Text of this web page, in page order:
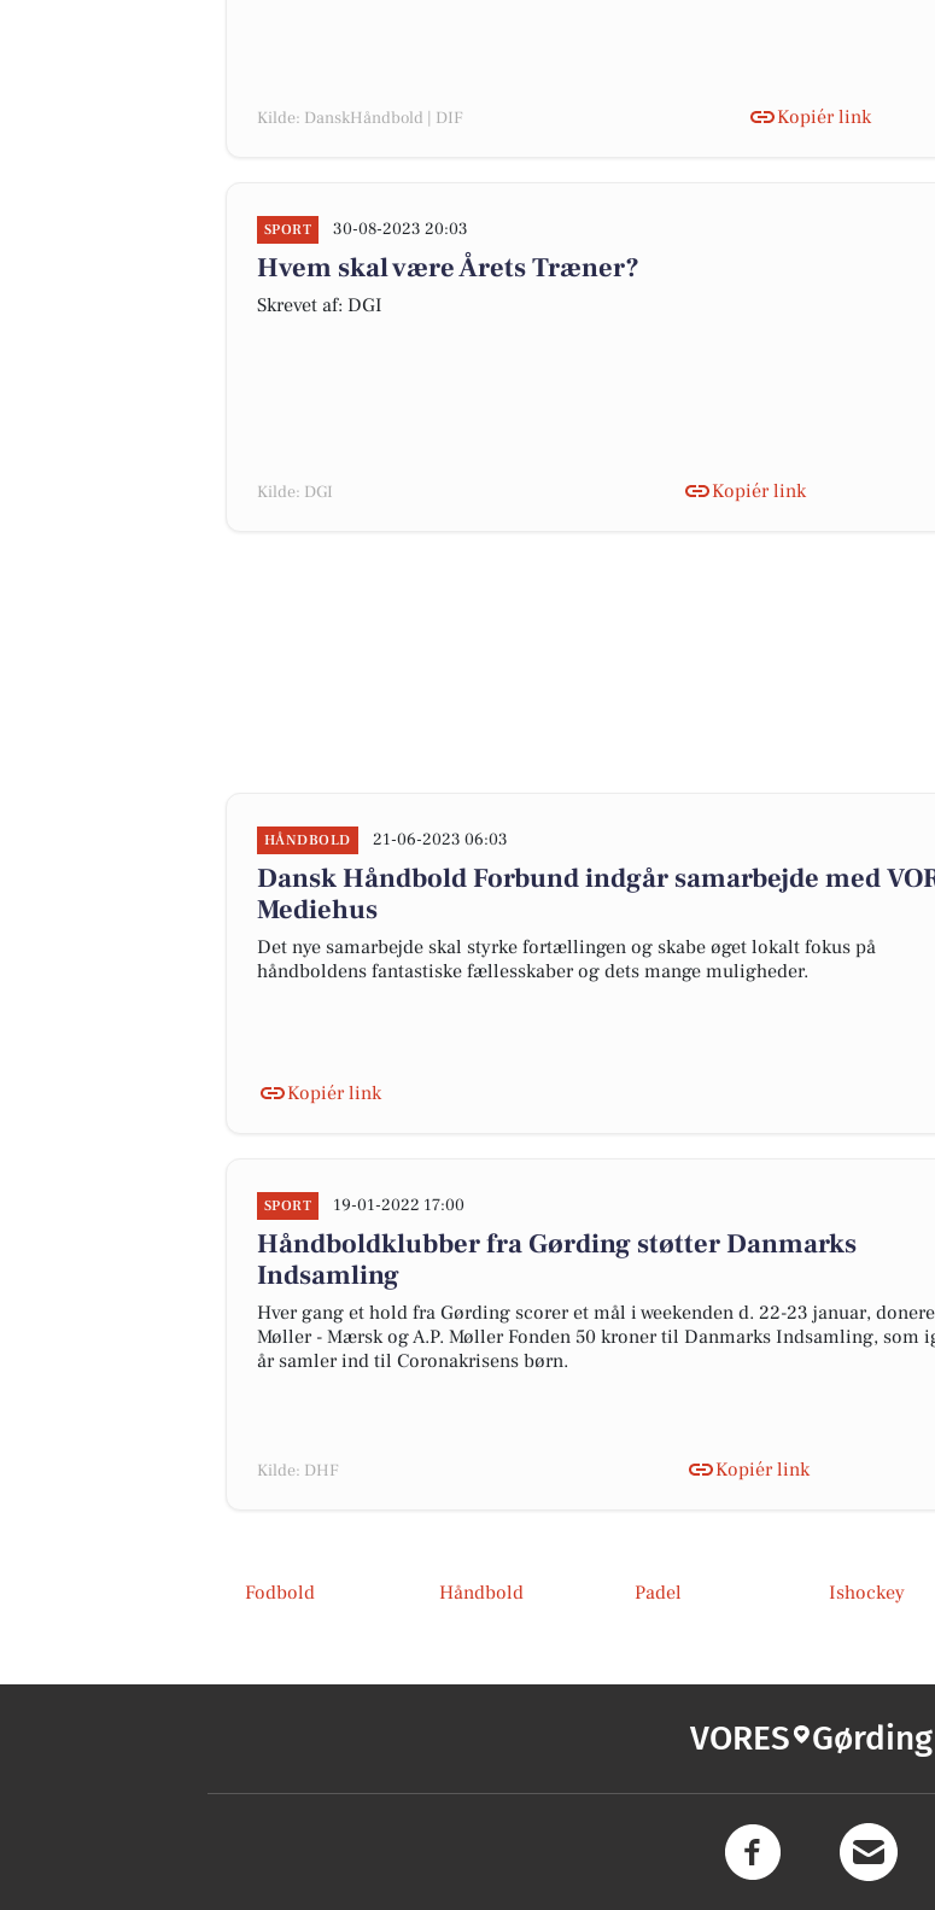
Kilde: DanskHåndbold | DIF Kopiér link
SPORT 30-08-2023 20:03
Hvem skal være Årets Træner?
Skrevet af: DGI
Kilde: DGI Kopiér link
HÅNDBOLD 21-06-2023 06:03
Dansk Håndbold Forbund indgår samarbejde med
Mediehus
Det nye samarbejde skal styrke fortællingen og skabe øget lokalt fokus på
håndboldens fantastiske fællesskaber og dets mange muligheder.
Kopiér link
SPORT 19-01-2022 17:00
Håndboldklubber fra Gørding støtter Danmarks
Indsamling
Hver gang et hold fra Gørding scorer et mål i weekenden d. 22-23 januar,
Møller - Mærsk og A.P. Møller Fonden 50 kroner til Danmarks Indsamling, som
år samler ind til Coronakrisens børn.
Kilde: DHF Kopiér link
Fodbold Håndbold Padel Ishockey
VORES Gørding